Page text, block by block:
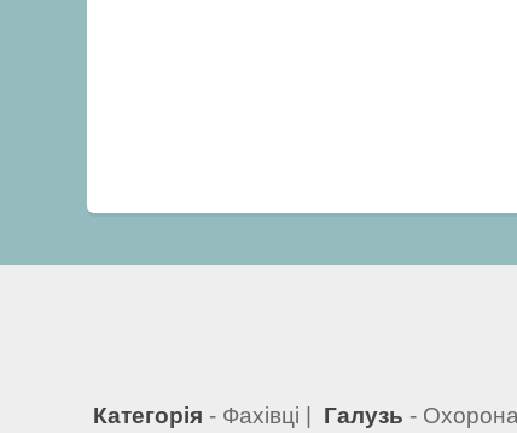
Категорія - Фахівці | Галузь -